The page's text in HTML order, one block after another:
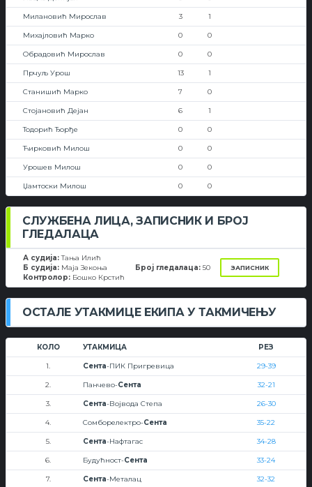
Милановић Мирослав 3 1
Михајловић Марко 0 0
Обрадовић Мирослав 0 0
Прчуљ Урош 13 1
Станишић Марко 7 0
Стојановић Дејан 6 1
Тодорић Ђорђе 0 0
Ћирковић Милош 0 0
Урошев Милош 0 0
Џамтоски Милош 0 0
СЛУЖБЕНА ЛИЦА, ЗАПИСНИК И БРОЈ
ГЛЕДАЛАЦА
А судија:Тања Илић
Б судија: Маја Зекоња
Контролор: Бошко Крстић
Број гледалаца: 50 ЗАПИСНИК
ОСТАЛЕ УТАКМИЦЕ ЕКИПА У ТАКМИЧЕЊУ
КОЛО УТАКМИЦА РЕЗ
1. Сента-ПИК Пригревица 29-39
2. Панчево-Сента 32-21
3. Сента-Војвода Степа 26-30
4. Сомборелектро-Сента 35-22
5. Сента-Нафтагас 34-28
6. Будућност-Сента 33-24
7. Сента-Металац 32-32